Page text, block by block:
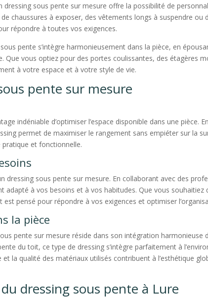
dressing sous pente sur mesure offre la possibilité de
chaussures à exposer, des vêtements longs à suspendre
répondre à toutes vos exigences.
pente s’intègre harmonieusement dans la pièce, en
Que vous optiez pour des portes coulissantes, des étagères
à votre espace et à votre style de vie.
pente sur mesure
indéniable d’optimiser l’espace disponible dans une
permet de maximiser le rangement sans empiéter sur la
et fonctionnelle.
dressing sous pente sur mesure. En collaborant avec des
adapté à vos besoins et à vos habitudes. Que vous
pensé pour répondre à vos exigences et optimiser
la pièce
pente sur mesure réside dans son intégration
du toit, ce type de dressing s’intègre parfaitement à
la qualité des matériaux utilisés contribuent à l’esthétique
dressing sous pente à Lure